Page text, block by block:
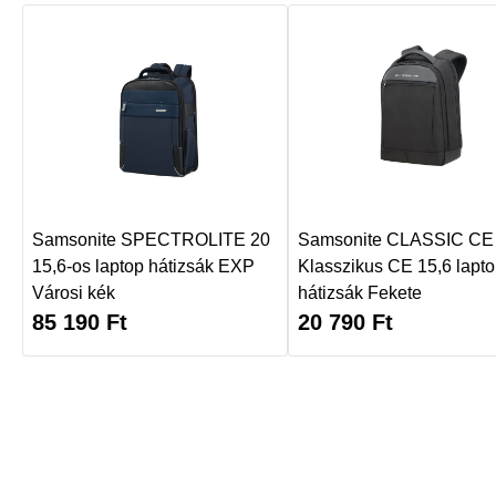
Samsonite SPECTROLITE 20
15,6-os laptop hátizsák EXP
Városi kék
85 190 Ft
Samsonite CLASSIC CE
Klasszikus CE 15,6
hátizsák Fekete
20 790 Ft